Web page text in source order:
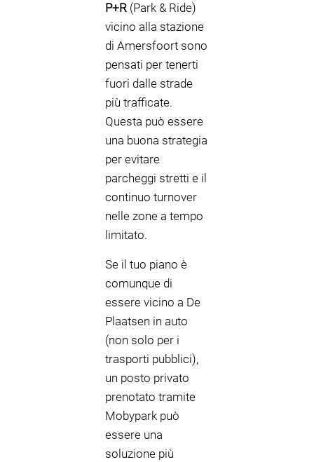
P+R (Park & Ride)
vicino alla stazione
di Amersfoort sono
pensati per tenerti
fuori dalle strade
più trafficate.
Questa può essere
una buona strategia
per evitare
parcheggi stretti e il
continuo turnover
nelle zone a tempo
limitato.
Se il tuo piano è
comunque di
essere vicino a De
Plaatsen in auto
(non solo per i
trasporti pubblici),
un posto privato
prenotato tramite
Mobypark può
essere una
soluzione più